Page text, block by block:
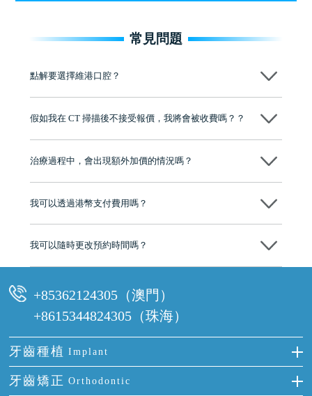
常見問題
點解要選擇維港口腔？
牌」、「2025香港企業領袖品牌」，是諾貝爾種植系統全球放心植牙中
至今已服務超過三十個國家和地區的顧客，受到粵港澳大灣區及周邊城
有咨詢及服務保障中心，有任何問題都可以隨時預約免費咨詢，讓人十
假如我在 CT 掃描後不接受報價，我將會被收費嗎？？
治療過程中，會出現額外加價的情況嗎？
我可以透過港幣支付費用嗎？
可以。維港口腔會按照當日匯率轉算收取費用，而匯率會及時告知客人
我可以隨時更改預約時間嗎？
+85362124305（澳門）
+8615344824305（珠海）
牙齒種植 Implant
種牙
牙齒矯正 Orthodontic